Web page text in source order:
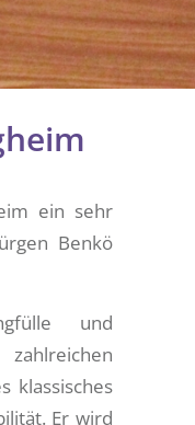
ein sehr
Benkö
und
klassisches
Er wird